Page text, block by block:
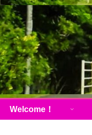
Welcome！